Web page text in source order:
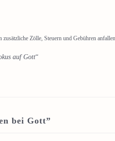
Zölle, Steuern und Gebühren anfallen.
auf Gott“
bei Gott”